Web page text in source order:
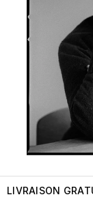
LIVRAISON